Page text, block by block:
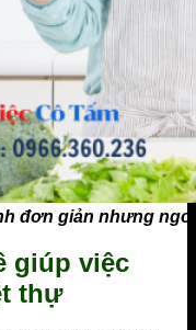
đơn giản nhưng
giúp việc
thự